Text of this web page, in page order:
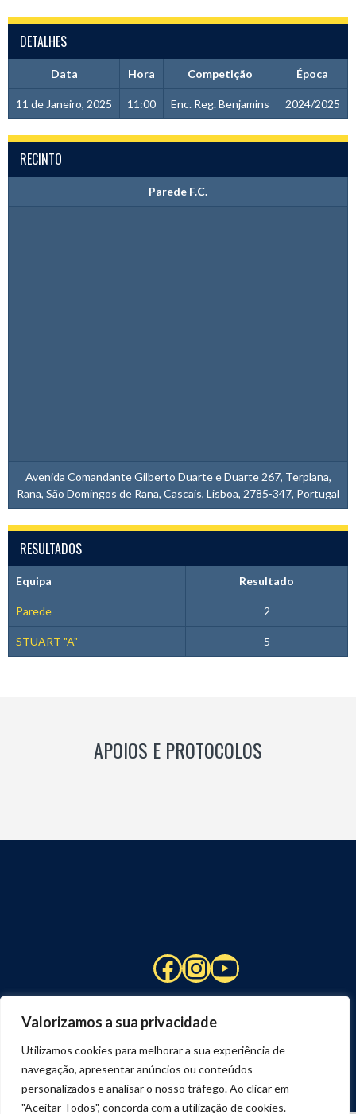
Valorizamos a sua privacidade
Utilizamos cookies para melhorar a sua experiência de
navegação, apresentar anúncios ou conteúdos
personalizados e analisar o nosso tráfego. Ao clicar em
"Aceitar Todos", concorda com a utilização de cookies.
DETALHES
Data Hora Competição Época
11 de Janeiro, 2025 11:00 Enc. Reg. Benjamins 2024/2025
RECINTO
Parede F.C.
Avenida Comandante Gilberto Duarte e Duarte 267, Terplana,
Rana, São Domingos de Rana, Cascais, Lisboa, 2785-347, Portugal
RESULTADOS
Equipa Resultado
Parede 2
STUART "A" 5
APOIOS E PROTOCOLOS
Facebook
Instagram
YouTube